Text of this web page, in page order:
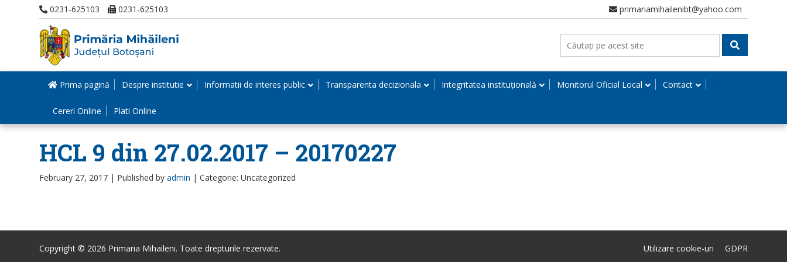
0231-625103 0231-625103 primariamihailenibt@yahoo.com
Prima pagină Despre institutie Informatii de interes public Transparenta decizionala Integritatea instituțională Monitorul Oficial Local Contact
Cereri Online Plati Online
HCL 9 din 27.02.2017 – 20170227
February 27, 2017 | Published by admin | Categorie: Uncategorized
Copyright © 2026 Primaria Mihaileni. Toate drepturile rezervate. Utilizare cookie-uri GDPR